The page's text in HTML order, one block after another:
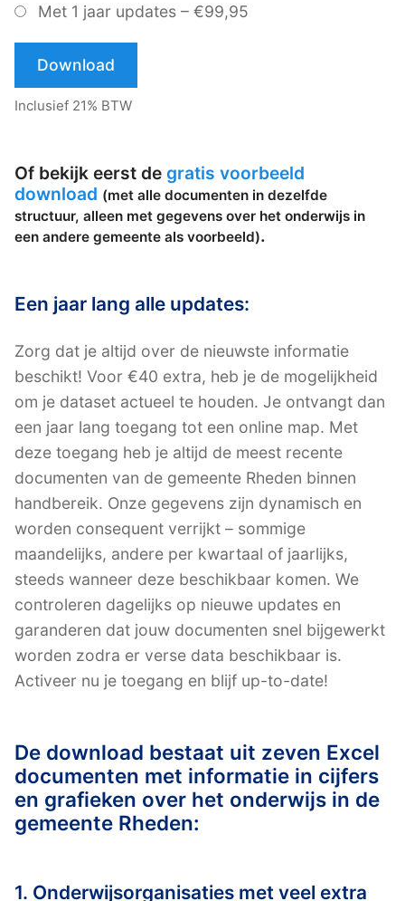
Met 1 jaar updates – €99,95
Download
Inclusief 21% BTW
Of bekijk eerst de gratis voorbeeld
download (met alle documenten in dezelfde
structuur, alleen met gegevens over het onderwijs in
een andere gemeente als voorbeeld).
Een jaar lang alle updates:
Zorg dat je altijd over de nieuwste informatie
beschikt! Voor €40 extra, heb je de mogelijkheid
om je dataset actueel te houden. Je ontvangt dan
een jaar lang toegang tot een online map. Met
deze toegang heb je altijd de meest recente
documenten van de gemeente Rheden binnen
handbereik. Onze gegevens zijn dynamisch en
worden consequent verrijkt – sommige
maandelijks, andere per kwartaal of jaarlijks,
steeds wanneer deze beschikbaar komen. We
controleren dagelijks op nieuwe updates en
garanderen dat jouw documenten snel bijgewerkt
worden zodra er verse data beschikbaar is.
Activeer nu je toegang en blijf up-to-date!
De download bestaat uit zeven Excel
documenten met informatie in cijfers
en grafieken over het onderwijs in de
gemeente Rheden:
1. Onderwijsorganisaties met veel extra